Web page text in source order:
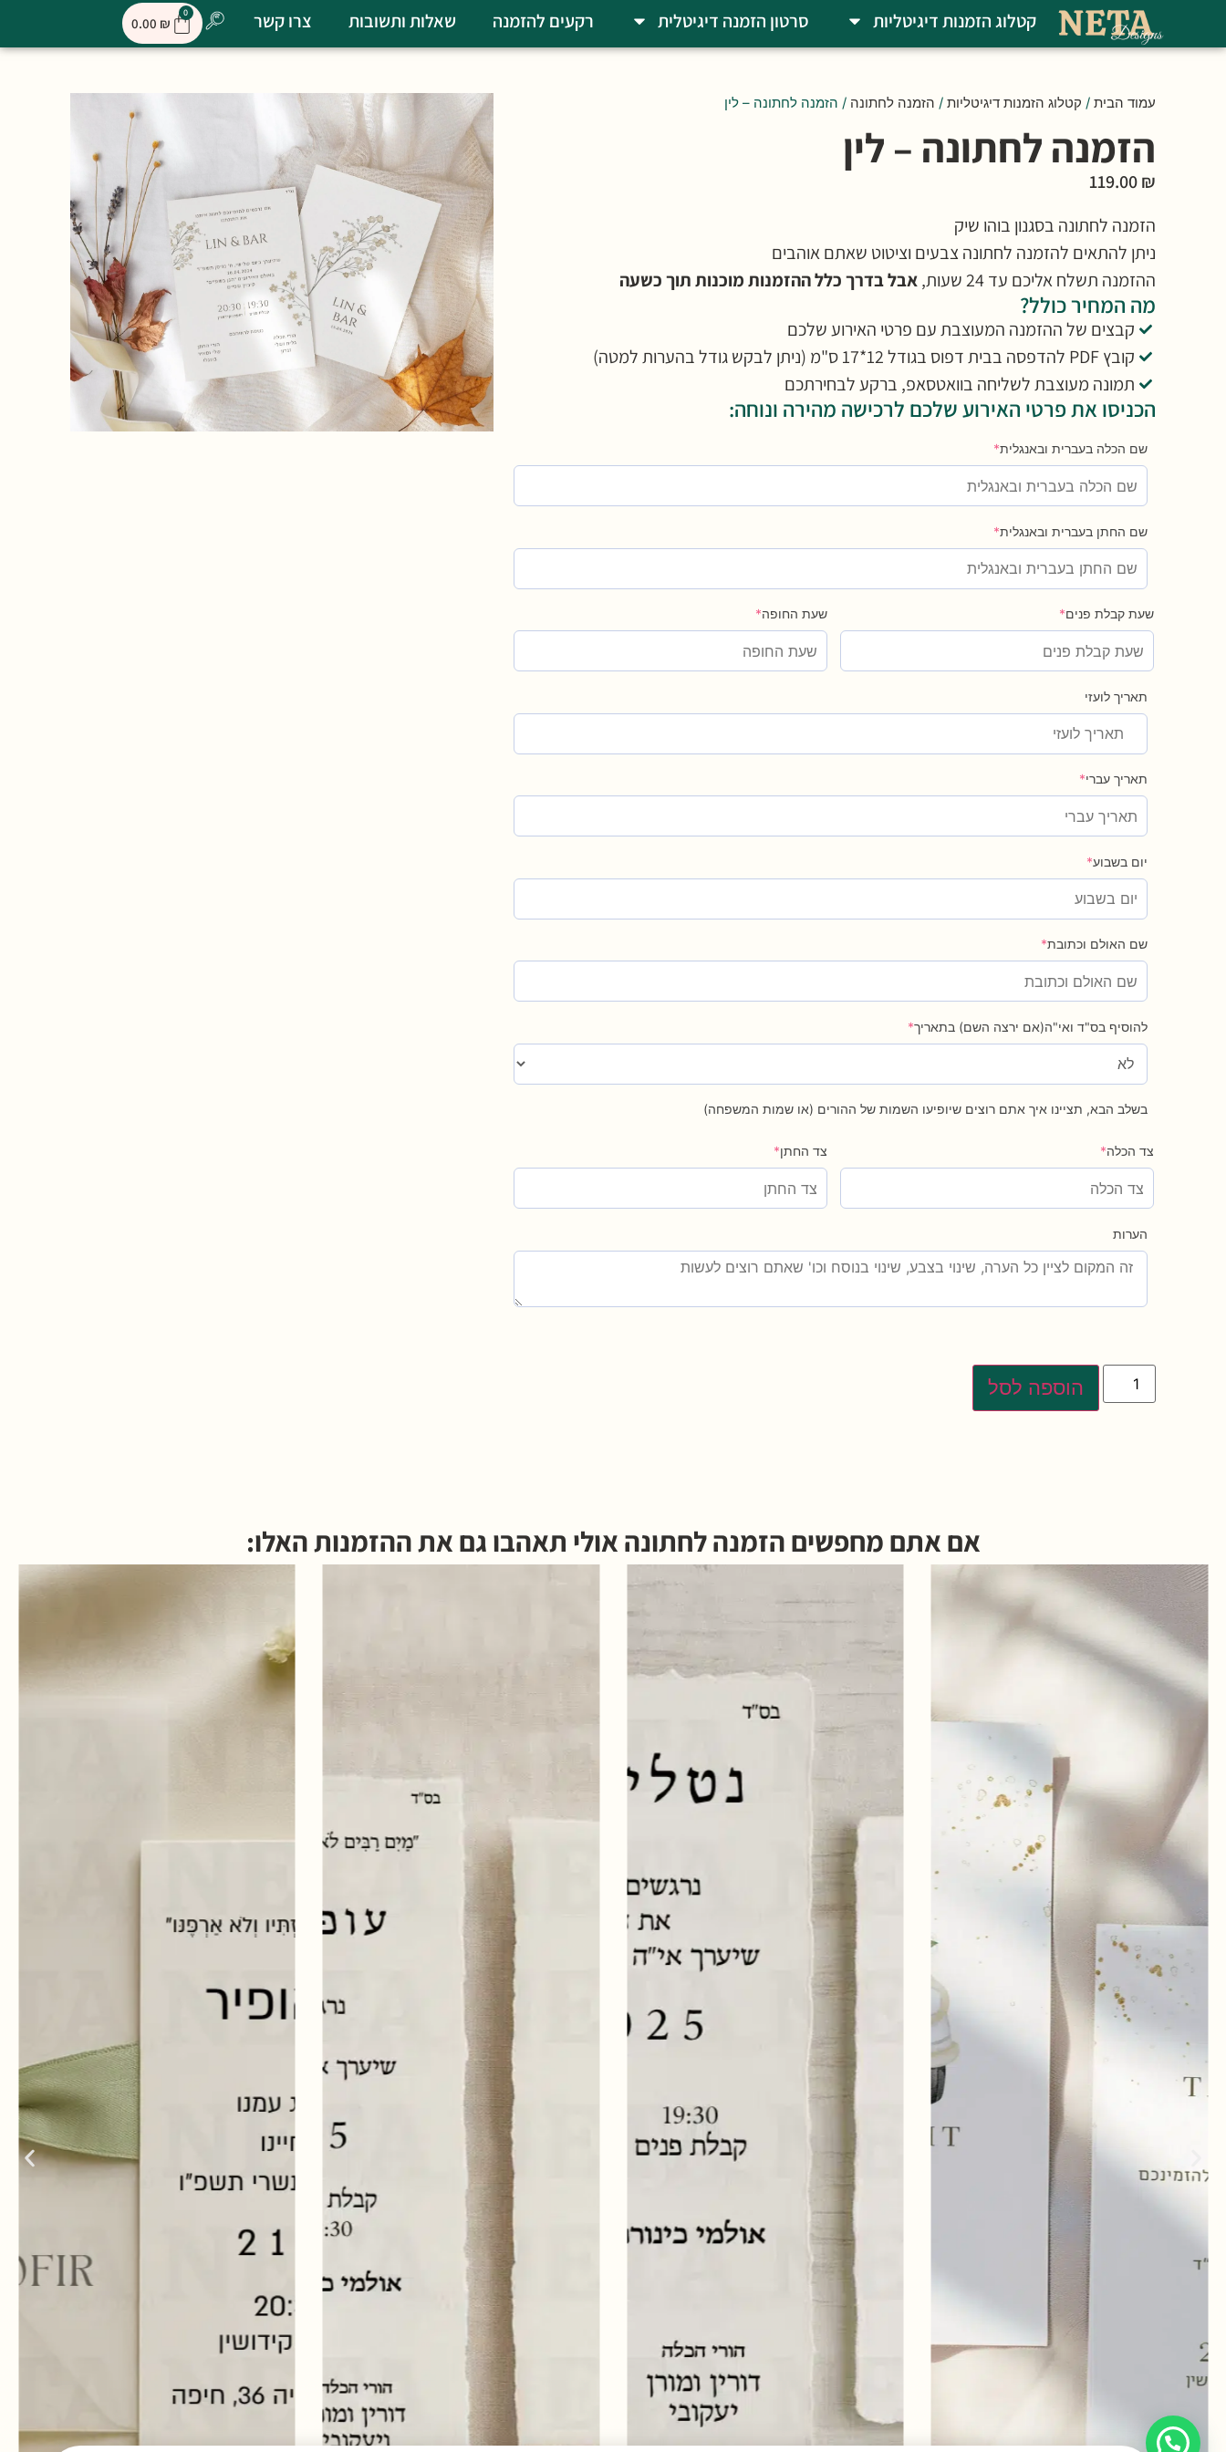
קטלוג הזמנות דיגיטליות סרטון הזמנה דיגיטלית רקעים להזמנה שאלות ותשובות צרו קשר 0.00 ₪
0
עמוד הבית / קטלוג הזמנות דיגיטליות / הזמנה לחתונה / הזמנה לחתונה – לין
הזמנה לחתונה – לין
119.00₪
הזמנה לחתונה בסגנון בוהו שיק
ניתן להתאים להזמנה לחתונה צבעים וציטוט שאתם אוהבים
ההזמנה תשלח אליכם עד 24 שעות,
אבל בדרך כלל ההזמנות מוכנות תוך כשעה
מה המחיר כולל?
קבצים של ההזמנה המעוצבת עם פרטי האירוע שלכם
קובץ PDF להדפסה בבית דפוס בגודל 12*17 ס"מ (ניתן לבקש גודל בהערות למטה)
תמונה מעוצבת לשליחה בוואטסאפ, ברקע לבחירתכם
הכניסו את פרטי האירוע שלכם לרכישה מהירה ונוחה:
שם הכלה בעברית ובאנגלית*
שם החתן בעברית ובאנגלית*
שעת קבלת פנים* שעת החופה*
תאריך לועזי
תאריך עברי*
יום בשבוע*
שם האולם וכתובת*
להוסיף בס"ד ואי"ה(אם ירצה השם) בתאריך*
בשלב הבא, תציינו איך אתם רוצים שיופיעו השמות של ההורים (או שמות המשפחה)
צד הכלה* צד החתן*
הערות
הוספה לסל
אם אתם מחפשים הזמנה לחתונה אולי תאהבו גם את ההזמנות האלו: